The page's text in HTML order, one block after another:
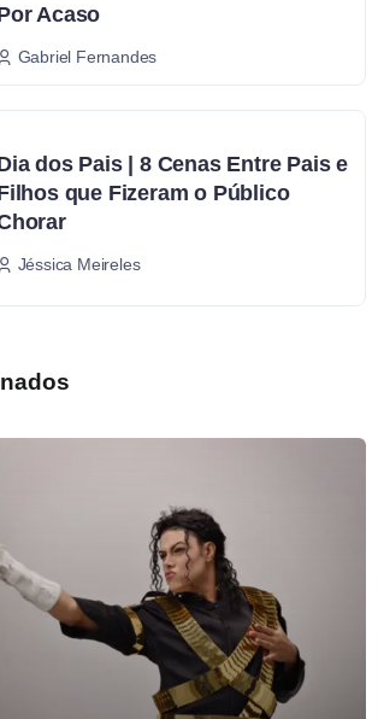
Acaso
Gabriel Fernandes
dos Pais | 8 Cenas Entre Pais e
que Fizeram o Público
Jéssica Meireles